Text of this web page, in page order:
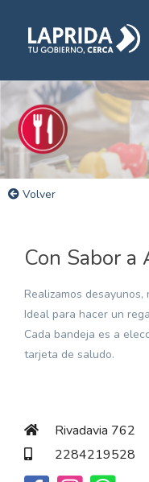
Volver
Con Sabor a
Realizamos desayunos,
Ideal para hacer un
Cada bandeja es a
tarjeta de saludo.
Rivadavia 762
2284219528